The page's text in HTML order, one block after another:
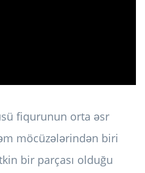
fiqurunun orta əsr
möcüzələrindən biri
bir parçası olduğu